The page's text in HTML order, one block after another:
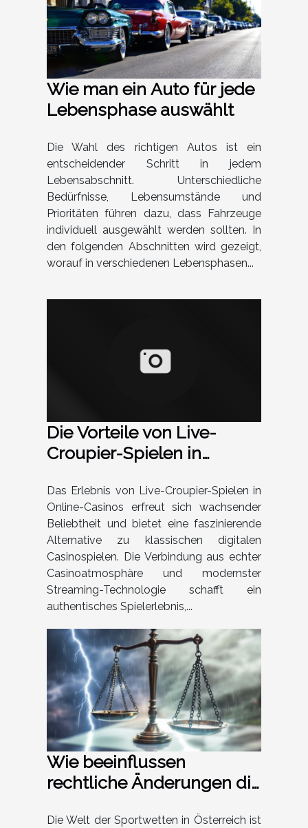
Wie man ein Auto für jede
Lebensphase auswählt
Die Wahl des richtigen Autos ist ein
entscheidender Schritt in jedem
Lebensabschnitt. Unterschiedliche
Bedürfnisse, Lebensumstände und
Prioritäten führen dazu, dass Fahrzeuge
individuell ausgewählt werden sollten. In
den folgenden Abschnitten wird gezeigt,
worauf in verschiedenen Lebensphasen...
Die Vorteile von Live-
Croupier-Spielen in
Das Erlebnis von Live-Croupier-Spielen in
Online-Casinos erfreut sich wachsender
Beliebtheit und bietet eine faszinierende
Alternative zu klassischen digitalen
Casinospielen. Die Verbindung aus echter
Casinoatmosphäre und modernster
Streaming-Technologie schafft ein
authentisches Spielerlebnis,...
Wie beeinflussen
rechtliche Änderungen die
Die Welt der Sportwetten in Österreich ist